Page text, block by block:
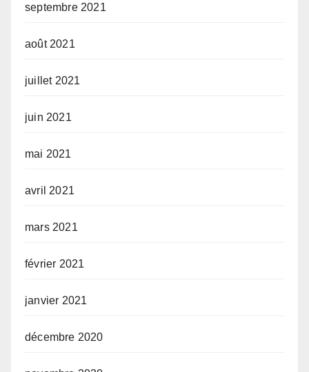
septembre 2021
août 2021
juillet 2021
juin 2021
mai 2021
avril 2021
mars 2021
février 2021
janvier 2021
décembre 2020